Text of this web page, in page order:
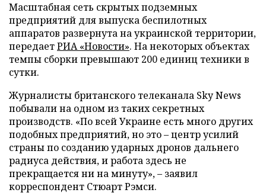
Масштабная сеть скрытых подземных
предприятий для выпуска беспилотных
аппаратов развернута на украинской территории,
передаетРИА «Новости». На некоторых объектах
темпы сборки превышают 200 единиц техники в
сутки.
Журналисты британского телеканала Sky News
побывали на одном из таких секретных
производств. «По всей Украине есть много других
подобных предприятий, но это – центр усилий
страны по созданию ударных дронов дальнего
радиуса действия, и работа здесь не
прекращается ни на минуту», – заявил
корреспондент Стюарт Рэмси.